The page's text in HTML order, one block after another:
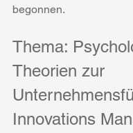
begonnen.
Thema:
Theorien zur
Innovations